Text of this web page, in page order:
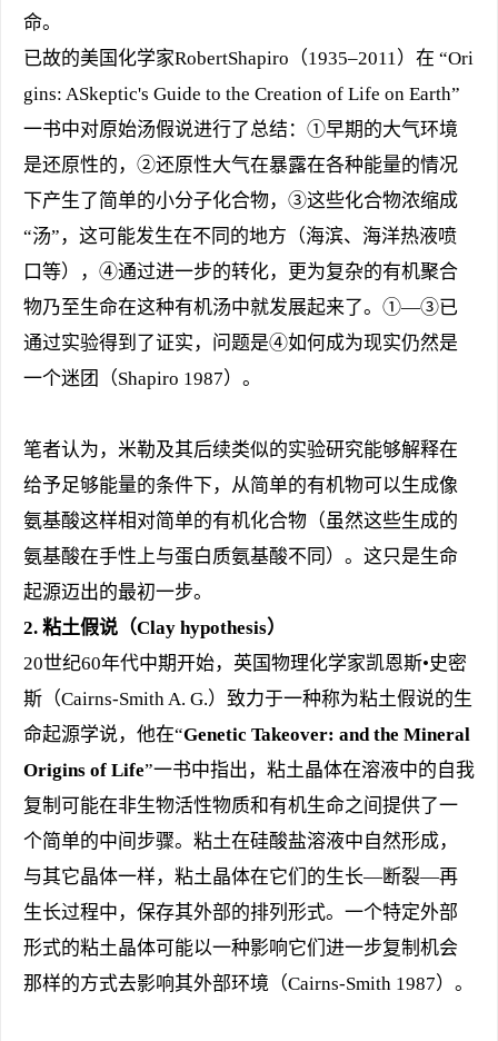
命。
已故的美国化学家RobertShapiro（1935–2011）在 “Ori
gins: ASkeptic's Guide to the Creation of Life on Earth”
一书中对原始汤假说进行了总结：①早期的大气环境
是还原性的，②还原性大气在暴露在各种能量的情况
下产生了简单的小分子化合物，③这些化合物浓缩成
“汤”，这可能发生在不同的地方（海滨、海洋热液喷
口等），④通过进一步的转化，更为复杂的有机聚合
物乃至生命在这种有机汤中就发展起来了。①—③已
通过实验得到了证实，问题是④如何成为现实仍然是
一个迷团（Shapiro 1987）。
笔者认为，米勒及其后续类似的实验研究能够解释在
给予足够能量的条件下，从简单的有机物可以生成像
氨基酸这样相对简单的有机化合物（虽然这些生成的
氨基酸在手性上与蛋白质氨基酸不同）。这只是生命
起源迈出的最初一步。
2. 粘土假说（Clay hypothesis）
20世纪60年代中期开始，英国物理化学家凯恩斯•史密
斯（Cairns-Smith A. G.）致力于一种称为粘土假说的生
命起源学说，他在“Genetic Takeover: and the Mineral
Origins of Life”一书中指出，粘土晶体在溶液中的自我
复制可能在非生物活性物质和有机生命之间提供了一
个简单的中间步骤。粘土在硅酸盐溶液中自然形成，
与其它晶体一样，粘土晶体在它们的生长—断裂—再
生长过程中，保存其外部的排列形式。一个特定外部
形式的粘土晶体可能以一种影响它们进一步复制机会
那样的方式去影响其外部环境（Cairns-Smith 1987）。